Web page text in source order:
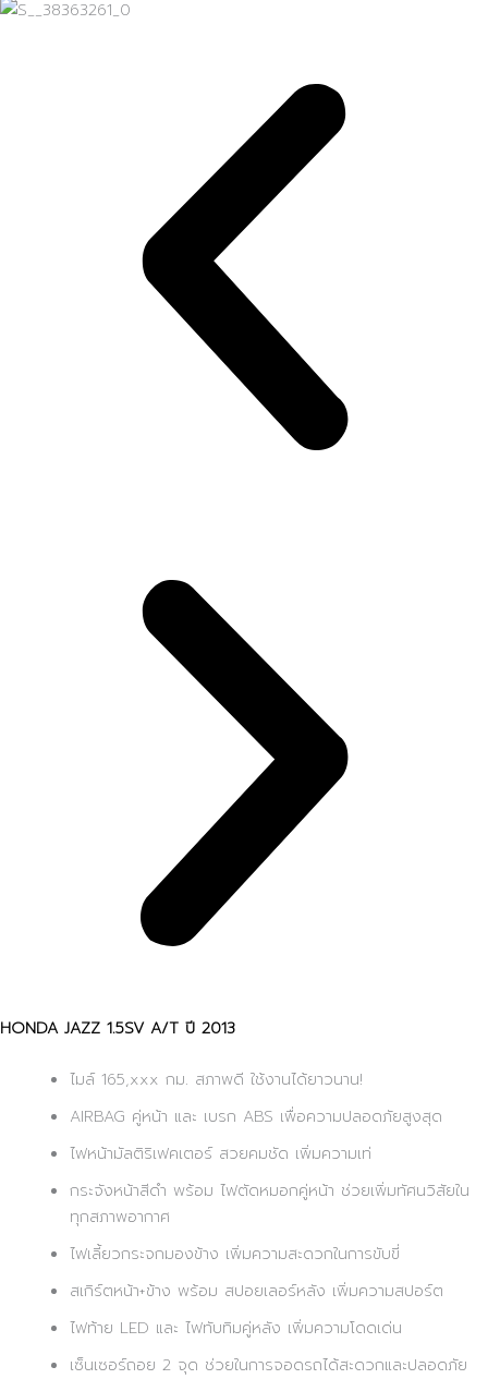
HONDA JAZZ 1.5SV A/T ปี 2013
ไมล์ 165,xxx กม. สภาพดี ใช้งานได้ยาวนาน!
AIRBAG คู่หน้า และ เบรก ABS เพื่อความปลอดภัยสูงสุด
ไฟหน้ามัลติริเฟคเตอร์ สวยคมชัด เพิ่มความเท่
กระจังหน้าสีดำ พร้อม ไฟตัดหมอกคู่หน้า ช่วยเพิ่มทัศนวิสัยใน
ทุกสภาพอากาศ
ไฟเลี้ยวกระจกมองข้าง เพิ่มความสะดวกในการขับขี่
สเกิร์ตหน้า+ข้าง พร้อม สปอยเลอร์หลัง เพิ่มความสปอร์ต
ไฟท้าย LED และ ไฟทับทิมคู่หลัง เพิ่มความโดดเด่น
เซ็นเซอร์ถอย 2 จุด ช่วยในการจอดรถได้สะดวกและปลอดภัย